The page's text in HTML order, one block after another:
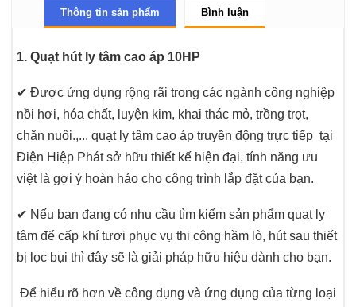
Thông tin sản phẩm Bình luận
1. Quạt hút ly tâm cao áp 10HP
✔ Được ứng dụng rộng rãi trong các ngành công nghiệp
nồi hơi, hóa chất, luyện kim, khai thác mỏ, trồng trọt,
chăn nuôi.,... quạt ly tâm cao áp truyền động trực tiếp tại
Điện Hiệp Phát sở hữu thiết kế hiện đại, tính năng ưu
việt là gợi ý hoàn hảo cho công trình lắp đặt của bạn.
✔ Nếu bạn đang có nhu cầu tìm kiếm sản phẩm quạt ly
tâm để cấp khí tươi phục vụ thi công hầm lò, hút sau thiết
bị lọc bụi thì đây sẽ là giải pháp hữu hiệu dành cho bạn.
Để hiểu rõ hơn về công dụng và ứng dụng của từng loại